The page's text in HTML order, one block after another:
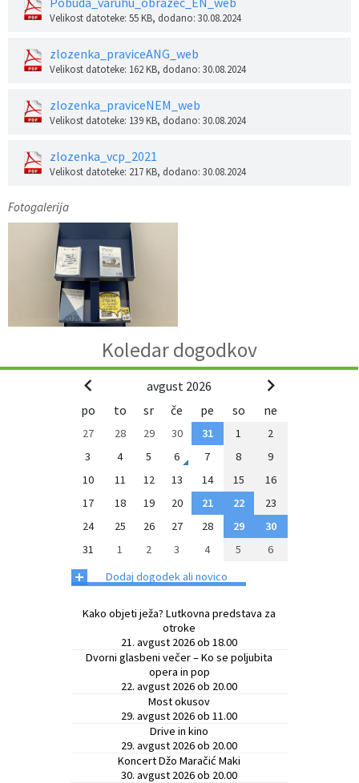
Velikost datoteke: 55 KB, dodano: 30.08.2024
zlozenka_praviceANG_web
Velikost datoteke: 162 KB, dodano: 30.08.2024
zlozenka_praviceNEM_web
Velikost datoteke: 139 KB, dodano: 30.08.2024
zlozenka_vcp_2021
Velikost datoteke: 217 KB, dodano: 30.08.2024
Fotogalerija
Koledar dogodkov
avgust 2026
po
to sr če pe so ne
27 28 29 30 31 1
2
3
4 5 6 7 8
9
10
11 12 13 14 15
16
17
18 19 20 21 22
23
24
25 26 27 28 29
30
31
1 2 3 4 5 6
+ Dodaj dogodek ali novico
Kako objeti ježa? Lutkovna predstava za
otroke
21. avgust 2026 ob 18.00
Dvorni glasbeni večer – Ko se poljubita
opera in pop
22. avgust 2026 ob 20.00
Most okusov
29. avgust 2026 ob 11.00
Drive in kino
29. avgust 2026 ob 20.00
Koncert Džo Maračić Maki
30. avgust 2026 ob 20.00